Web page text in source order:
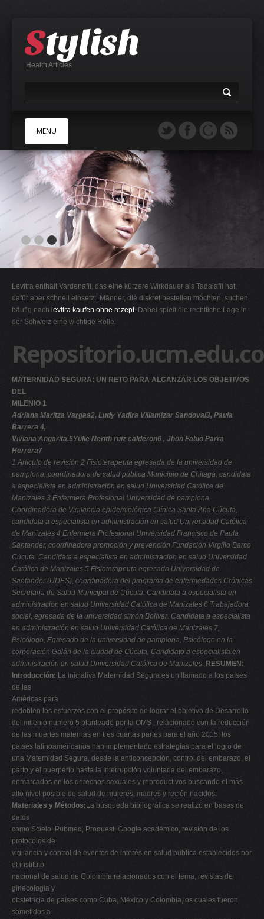
Health Articles
MENU
A
E
F
H
I
K
L
M
N
O
P
R
S
T
U
V
W
X
Y
Z
0-9
Levitra enthält Vardenafil, das eine kürzere Wirkdauer als Tadalafil hat,
dafür aber schnell einsetzt. Männer, die diskret bestellen möchten, suchen
häufig nach levitra kaufen ohne rezept. Dabei spielt die rechtliche Lage in
der Schweiz eine wichtige Rolle.
Repositorio.ucm.edu.co
MATERNIDAD SEGURA: UN RETO PARA ALCANZAR LOS OBJETIVOS
DEL
MILENIO 1
Adriana Maritza Vargas2, Ludy Yadira Villamizar Sandoval3, Paula
Barrera 4,
Viviana Angarita.5Yulie Nerith ruiz calderon6 , Jhon Fabio Parra
Herrera7
1 Artículo de revisión 2 Fisioterapeuta egresada de la universidad de
pamplona, coordinadora de salud pública Municipio de Chitagá, candidata
a especialista en administración en salud Universidad Católica de
Manizales 3 Enfermera Profesional Universidad de pamplona,
Coordinadora de Vigilancia epidemiológica Clínica Santa Ana Cúcuta,
candidata a especialista en administración en salud Universidad Católica
de Manizales 4 Enfermera Profesional Universidad Francisco de Paula
Santander, coordinadora promoción y prevención Fundación Virgilio Barco
Cúcuta. Candidata a especialista en administración en salud Universidad
Católica de Manizales 5 Fisioterapeuta egresada Universidad de
Santander (UDES), coordinadora del programa de enfermedades Crónicas
Secretaria de Salud Municipal de Cúcuta. Candidata a especialista en
administración en salud Universidad Católica de Manizales 6 Trabajadora
social, egresada de la universidad simón Bolívar. Candidata a especialista
en administración en salud Universidad Católica de Manizales 7,
Psicólogo, Egresado de la universidad de pamplona, Psicólogo en la
corporación Galán de la ciudad de Cúcuta, Candidato a especialista en
administración en salud Universidad Católica de Manizales. RESUMEN:
Introducción: La iniciativa Maternidad Segura es un llamado a los países
de las
Américas para
redoblen los esfuerzos con el propósito de lograr el objetivo de Desarrollo
del milenio numero 5 planteado por la OMS , relacionado con la reducción
de las muertes maternas en tres cuartas partes para el año 2015; los
países latinoamericanos han implementado estrategias para el logro de
una Maternidad Segura, desde la anticoncepción, control del embarazo, el
parto y el puerperio hasta la Interrupción voluntaria del embarazo,
enmarcados en los derechos sexuales y reproductivos buscando el más
alto nivel posible de salud de mujeres, madres y recién nacidos.
Materiales y Métodos: La búsqueda bibliográfica se realizó en bases de
datos
como Scielo, Pubmed, Proquest, Google académico, revisión de los
protocolos de
vigilancia y control de eventos de interés en salud publica establecidos por
el instituto
nacional de salud de Colombia relacionados con el tema, revistas de
ginecología y
obstetricia de países como Cuba, México y Colombia,los cuales fueron
sometidos a